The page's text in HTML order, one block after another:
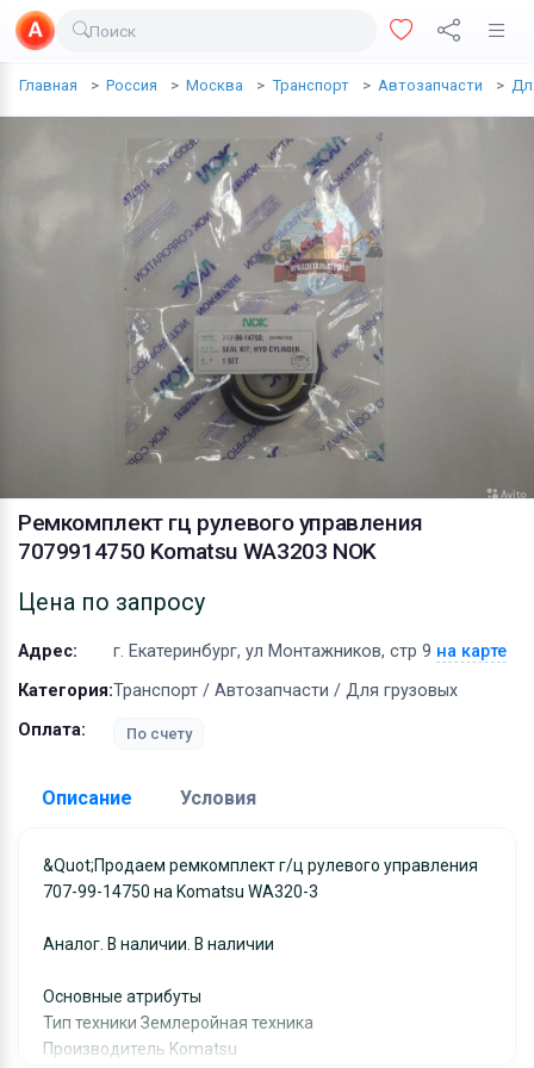
Поиск
Главная Россия Москва Транспорт Автозапчасти
Рeмкoмплeкт гц рулевого управления
7079914750 Komatsu WA3203 NOK
Цена по запросу
Адрес: г. Екатеринбург, ул Монтажников, стр 9 на карте
Категория:Транспорт / Автозапчасти / Для грузовых
Оплата:
По счету
Описание Условия
&quot;Продаем ремкомплект г/ц рулевого управления
707-99-14750 на Komatsu WA320-3
Аналог. В наличии. В наличии
Основные атрибуты
Тип техники Землеройная техника
Производитель Komatsu
Доставка:
Адрес самовывоза:г. Екатеринбург, ул
Условия и гарантии:
Отправка товара осуществляется в течение 2-х
после получения оплаты и отправляются через UPS
отслеживанием местоположения посылки и
Доставка еды
Недвижимость
Личные вещи
Одежда и обувь
Электроника
Все для дома
Хобби и отдых